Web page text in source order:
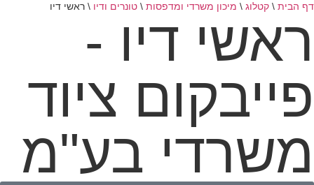
דף הבית \ קטלוג \ מיכון משרדי ומדפסות \ טונרים ודיו \ ראשי דיו
ראשי דיו -
פייבקום ציוד
משרדי בע"מ